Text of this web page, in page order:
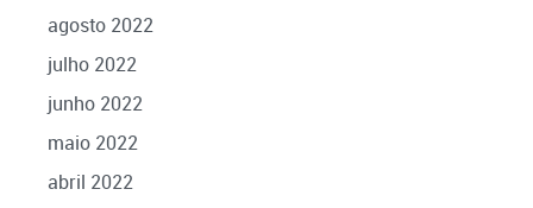
agosto 2022
julho 2022
junho 2022
maio 2022
abril 2022